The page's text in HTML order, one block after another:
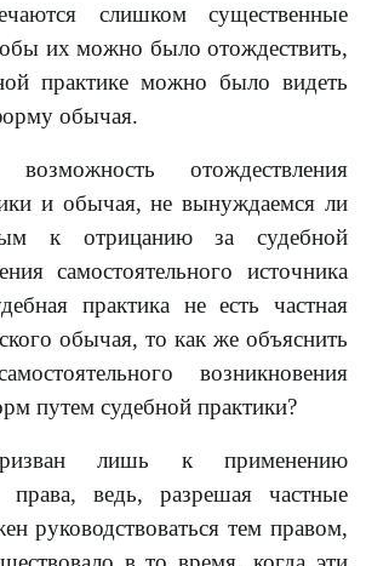
слишком существенные
их можно было отождествить,
практике можно было видеть
обычая.
отождествления
и обычая, не вынуждаемся ли
к отрицанию за судебной
самостоятельного источника
практика не есть частная
обычая, то как же объяснить
возникновения
путем судебной практики?
лишь к применению
права, ведь, разрешая частные
руководствоваться тем правом,